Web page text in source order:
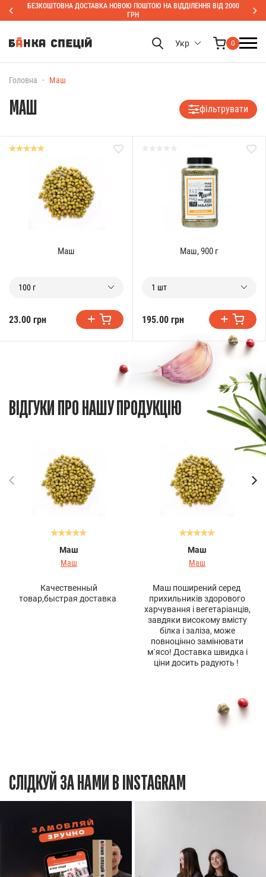
БЕЗКОШТОВНА ДОСТАВКА НОВОЮ ПОШТОЮ НА ВІДДІЛЕННЯ ВІД 2000
ГРН
Укр 0
Головна Маш
МАШ фільтрувати
Маш
100 г
23.00 грн
Маш, 900 г
1 шт
195.00 грн
ВІДГУКИ ПРО НАШУ ПРОДУКЦІЮ
Маш
Маш
Качественный
товар,быстрая доставка
Маш
Маш
Маш поширений серед
прихильників здорового
харчування і вегетаріанців,
завдяки високому вмісту
білка і заліза, може
повноцінно замінювати
м`ясо! Доставка швидка і
ціни досить радують !
СЛІДКУЙ ЗА НАМИ В INSTAGRAM